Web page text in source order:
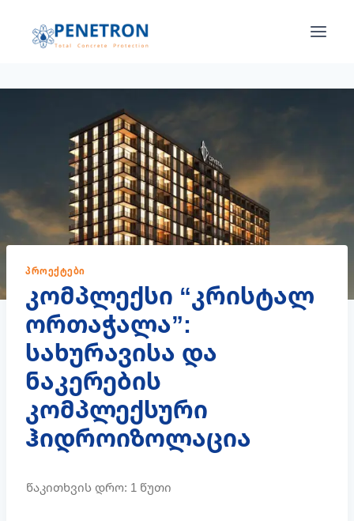
content
ᲞᲠᲝᲔᲥᲢᲔᲑᲘ
კომპლექსი “კრისტალ
ორთაჭალა”:
სახურავისა და
ნაკერების
კომპლექსური
ჰიდროიზოლაცია